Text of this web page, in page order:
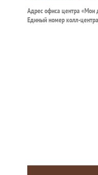
Адрес офиса центра «Мои
Единый номер колл-